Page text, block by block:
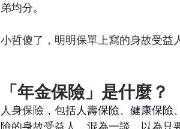
弟均分。
小哲傻了，明明保單上寫的身故受益
「年金保險」是什麼？
人身保險，包括人壽保險、健康保險